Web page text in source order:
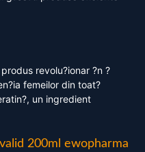
revolu?ionar ?n ?
femeilor din toat?
un ingredient
200ml ewopharma